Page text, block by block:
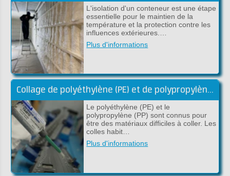
L'isolation d'un conteneur est une étape
essentielle pour le maintien de la
température et la protection contre les
influences extérieures.…
Plus d'informations
Collage de polyéthylène (PE) et de polypropylène (PP)
Le polyéthylène (PE) et le
polypropylène (PP) sont connus pour
être des matériaux difficiles à coller. Les
colles habit…
Plus d'informations